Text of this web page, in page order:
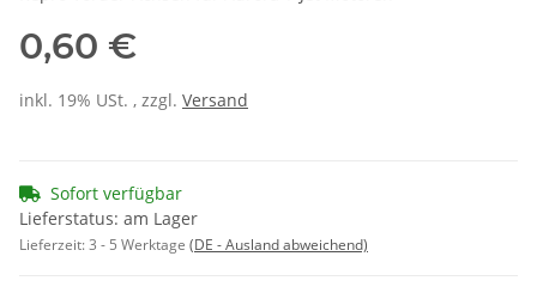
0,60 €
inkl. 19% USt. , zzgl. Versand
Sofort verfügbar
Lieferstatus: am Lager
Lieferzeit:3 - 5 Werktage (DE - Ausland abweichend)